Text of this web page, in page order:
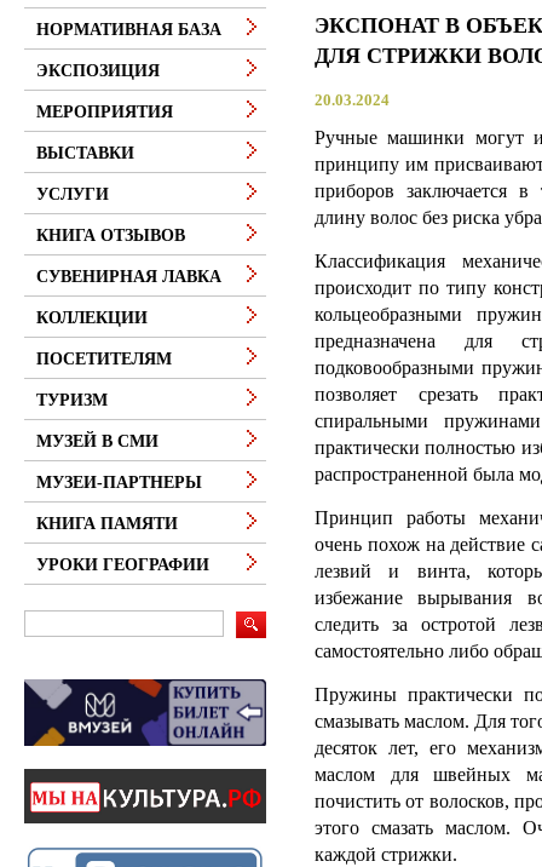
ЭКСПОНАТ В
ДЛЯ СТРИЖКИ
20.03.2024
Ручные машинки могут
принципу им
приборов заключается
длину волос без риска
Классификация
происходит по типу
кольцеобразными
предназначена
подковообразными
позволяет срезать
спиральными
практически полностью
распространенной была
Принцип работы
очень похож на действие
лезвий и винта,
избежание вырывания
следить за остротой
самостоятельно либо
Пружины практически
смазывать маслом. Для
десяток лет, его
маслом для швейных
почистить от волосков,
этого смазать маслом.
каждой стрижки.
НОРМАТИВНАЯ БАЗА
ЭКСПОЗИЦИЯ
МЕРОПРИЯТИЯ
ВЫСТАВКИ
УСЛУГИ
КНИГА ОТЗЫВОВ
СУВЕНИРНАЯ ЛАВКА
КОЛЛЕКЦИИ
ПОСЕТИТЕЛЯМ
ТУРИЗМ
МУЗЕЙ В СМИ
МУЗЕИ-ПАРТНЕРЫ
КНИГА ПАМЯТИ
УРОКИ ГЕОГРАФИИ